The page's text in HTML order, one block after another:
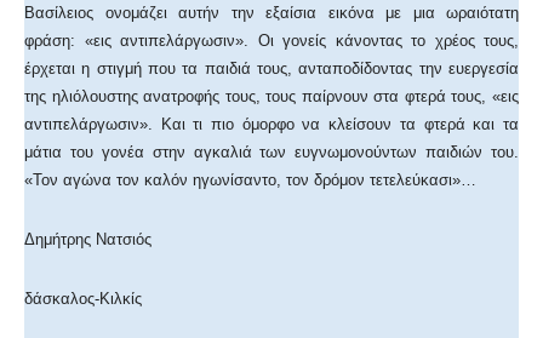
Βασίλειος ονομάζει αυτήν την εξαίσια εικόνα με μια ωραιότατη
φράση: «εις αντιπελάργωσιν». Οι γονείς κάνοντας το χρέος τους,
έρχεται η στιγμή που τα παιδιά τους, ανταποδίδοντας την ευεργεσία
της ηλιόλουστης ανατροφής τους, τους παίρνουν στα φτερά τους, «εις
αντιπελάργωσιν». Και τι πιο όμορφο να κλείσουν τα φτερά και τα
μάτια του γονέα στην αγκαλιά των ευγνωμονούντων παιδιών του.
«Τον αγώνα τον καλόν ηγωνίσαντο, τον δρόμον τετελεύκασι»…
Δημήτρης Νατσιός
δάσκαλος-Κιλκίς